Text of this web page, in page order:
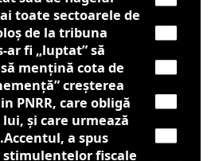
toate sectoarele de
de la tribuna
fi „luptat” să
menţină cota de
creşterea
PNRR, care obligă
și care urmează
a spus
stimulentelor fiscale